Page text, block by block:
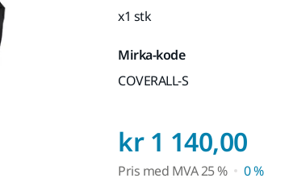
x1 stk
Mirka-kode
COVERALL-S
kr 1 140,00
Pris med MVA25 %
0 %